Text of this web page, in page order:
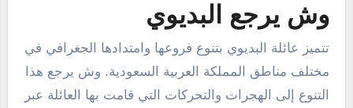
وش يرجع البديوي
تتميز عائلة البديوي بتنوع فروعها وامتدادها الجغرافي في
مختلف مناطق المملكة العربية السعودية. وش يرجع هذا
التنوع إلى الهجرات والتحركات التي قامت بها العائلة عبر